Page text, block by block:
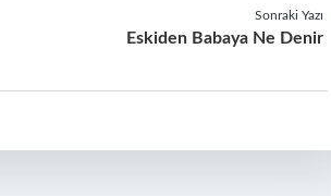
Sonraki Yazı
Eskiden Babaya Ne Denir